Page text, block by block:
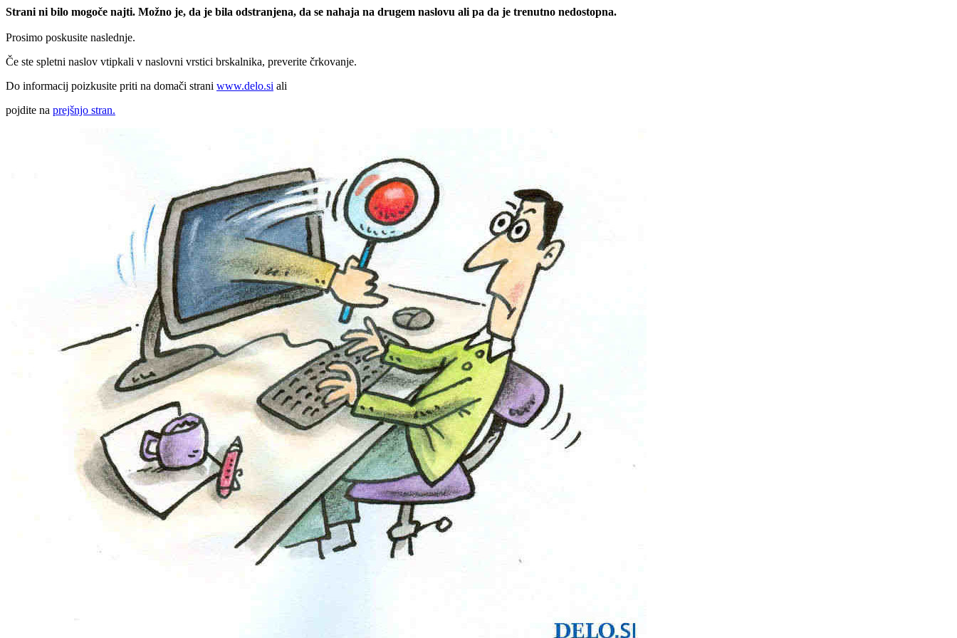
Strani ni bilo mogoče najti. Možno je, da je bila odstranjena, da se nahaja na drugem naslovu ali pa da je trenutno nedostopna.
Prosimo poskusite naslednje.
Če ste spletni naslov vtipkali v naslovni vrstici brskalnika, preverite črkovanje.
Do informacij poizkusite priti na domači strani www.delo.si ali
pojdite na prejšnjo stran.